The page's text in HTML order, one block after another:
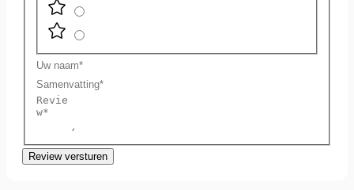
Uw
naam
Samenvatting
Review
Review versturen